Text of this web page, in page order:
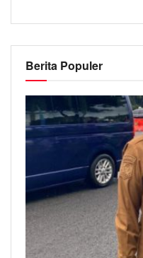
Berita Populer